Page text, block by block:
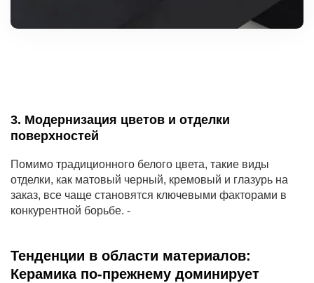
3. Модернизация цветов и отделки
поверхностей
Помимо традиционного белого цвета, такие виды
отделки, как матовый черный, кремовый и глазурь на
заказ, все чаще становятся ключевыми факторами в
конкурентной борьбе. -
Тенденции в области материалов:
Керамика по-прежнему доминирует